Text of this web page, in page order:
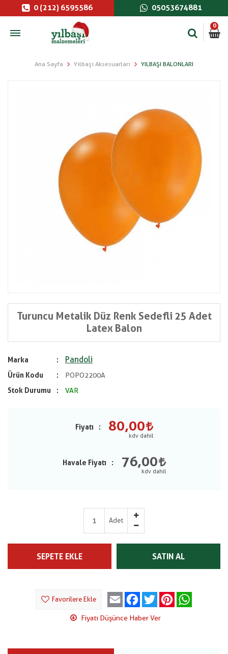
0 (212) 6595586 05053674881
0
Ana Sayfa Yılbaşı Aksesuarları YILBAŞI BALONLARI
Turuncu Metalik Düz Renk Sedefli 25 Adet
Latex Balon
Marka Pandoli
Ürün Kodu
POPO2200A
Stok Durumu
VAR
Fiyatı 80,00
Havale Fiyatı 76,00
Adet
SEPETE EKLE SATIN AL
Favorilere Ekle Email Facebook
Twitter Pinterest
Fiyatı Düşünce Haber Ver